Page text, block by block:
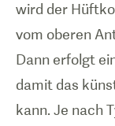
wird der
vom oberen
Dann erfolgt
damit das
kann. Je nach